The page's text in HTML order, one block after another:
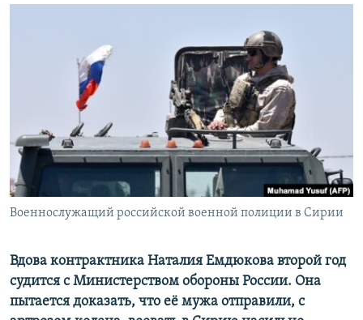
РАСПИСАНИЕ ВЕЩАНИЯ
ПОДПИШИТЕСЬ НА РАССЫЛКУ
СОЦИАЛЬНЫЕ СЕТИ
Военнослужащий российской военной полиции в Сирии
Вдова контрактника Наталия Емдюкова второй год
судится с Министерством обороны России. Она
пытается доказать, что её мужа отправили, с